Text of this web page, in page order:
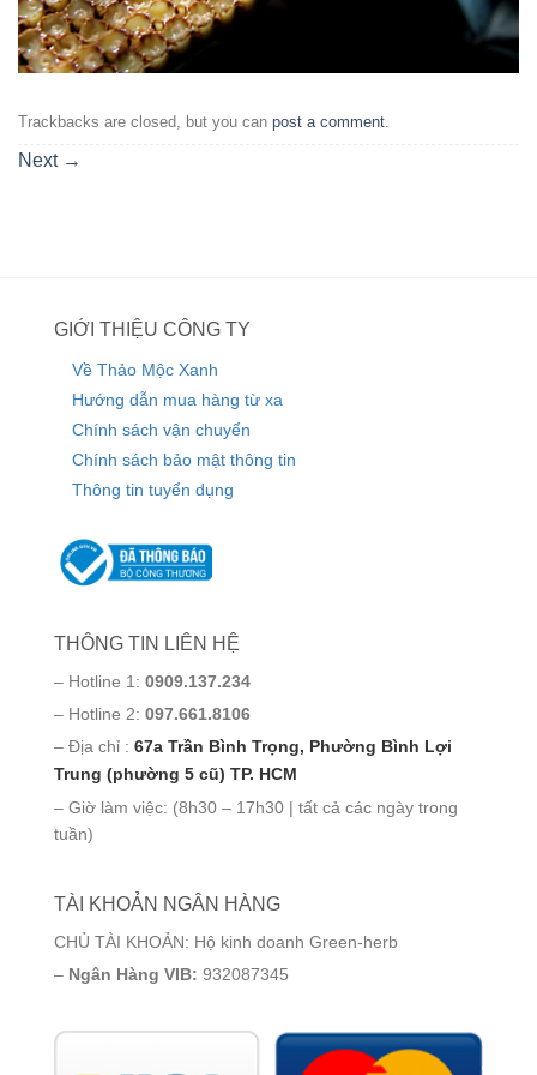
Trackbacks are closed, but you can post a comment
Next →
GIỚI THIỆU CÔNG TY
Về Thảo Mộc Xanh
Hướng dẫn mua hàng từ xa
Chính sách vận chuyển
Chính sách bảo mật thông tin
Thông tin tuyển dụng
THÔNG TIN LIÊN HỆ
– Hotline 1: 0909.137.234
– Hotline 2: 097.661.8106
– Địa chỉ : 67a Trần Bình Trọng, Phường Bình Lợi
Trung (phường 5 cũ) TP. HCM
– Giờ làm việc: (8h30 – 17h30 | tất cả các ngày trong
tuần)
TÀI KHOẢN NGÂN HÀNG
CHỦ TÀI KHOẢN: Hộ kinh doanh Green-herb
– Ngân Hàng VIB: 932087345